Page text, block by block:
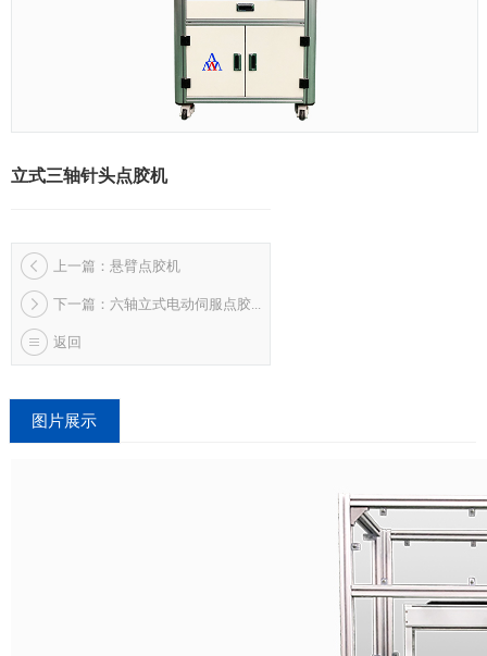
立式三轴针头点胶机
上一篇：悬臂点胶机
下一篇：六轴立式电动伺服点胶...
返回
图片展示